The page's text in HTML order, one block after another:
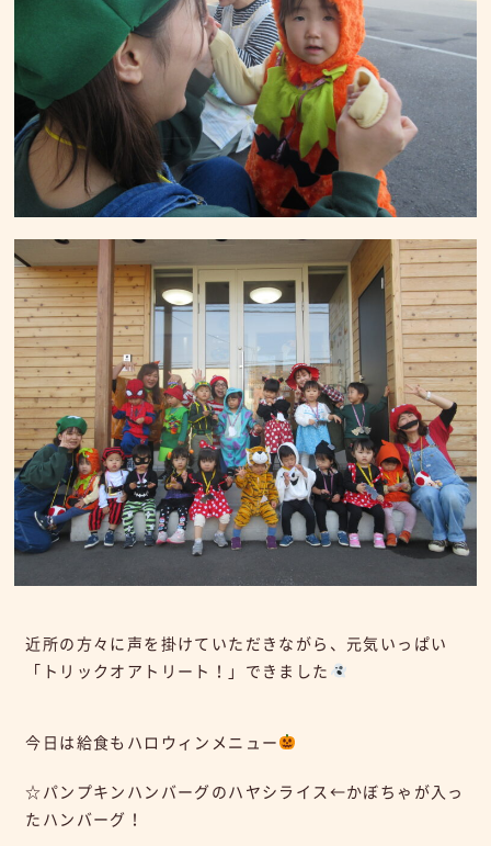
近所の方々に声を掛けていただきながら、元気いっぱい
「トリックオアトリート！」できました
今日は給食もハロウィンメニュー
☆パンプキンハンバーグのハヤシライス←かぼちゃが入っ
たハンバーグ！